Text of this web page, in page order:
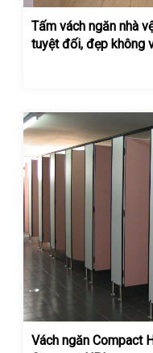
Tấm vách ngăn nhà
tuyệt đối, đẹp không
Vách ngăn Compact